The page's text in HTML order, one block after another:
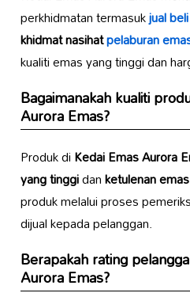
perkhidmatan termasukjual
khidmat nasihatpelaburan
kualiti emas yang tinggi dan
Bagaimanakah kualiti
Aurora Emas?
Produk diKedai Emas Aurora
yang tinggidanketulenan
produk melalui proses
dijual kepada pelanggan.
Berapakah rating
Aurora Emas?